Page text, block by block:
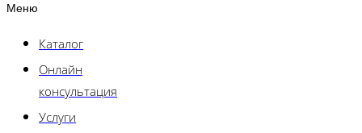
Меню
Каталог
Онлайн
консультация
Услуги